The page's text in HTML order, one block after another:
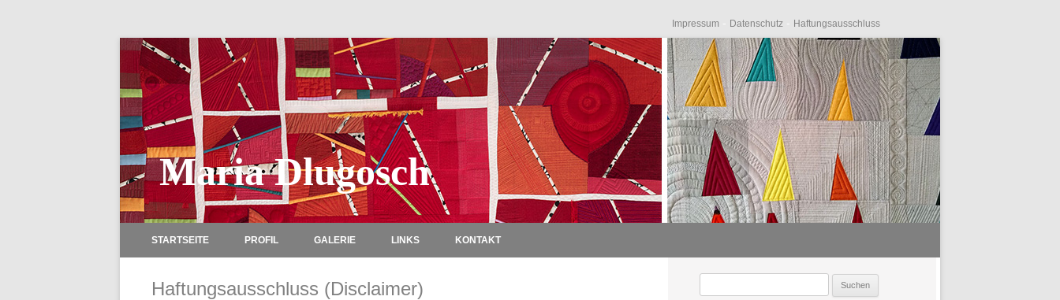
Impressum - Datenschutz - Haftungsausschluss
Maria Dlugosch
STARTSEITE PROFIL GALERIE LINKS KONTAKT
Haftungsausschluss (Disclaimer)